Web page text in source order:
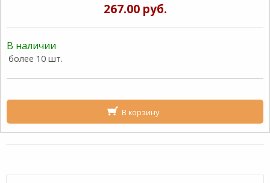
267.00 руб.
В наличии
более 10 шт.
В корзину